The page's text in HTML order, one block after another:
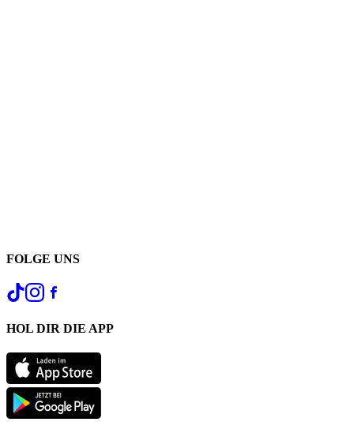
FOLGE UNS
HOL DIR DIE APP